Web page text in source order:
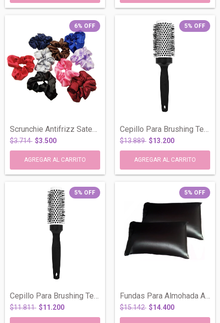
6% OFF
Scrunchie Antifrizz Saten Seda Colita de...
$3.714 $3.500
5% OFF
Cepillo Para Brushing Termico Ceramica 4...
$13.889 $13.200
5% OFF
Cepillo Para Brushing Termico Ceramica 3...
$11.811 $11.200
5% OFF
Fundas Para Almohada Antifrizz Saten Ras...
$15.142 $14.400